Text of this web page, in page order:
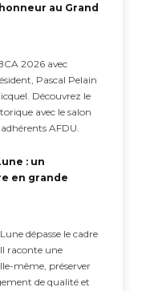
au Grand
2026 avec
Pascal Pelain
Découvrez le
avec le salon
AFDU.
: un
en grande
dépasse le cadre
raconte une
même, préserver
de qualité et